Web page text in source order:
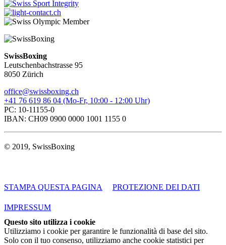
SwissBoxing
Leutschenbachstrasse 95
8050 Zürich
office@swissboxing.ch
+41 76 619 86 04 (Mo-Fr, 10:00 - 12:00 Uhr)
PC: 10-11155-0
IBAN: CH09 0900 0000 1001 1155 0
© 2019, SwissBoxing
STAMPA QUESTA PAGINA PROTEZIONE DEI DATI
IMPRESSUM
Questo sito utilizza i cookie
Utilizziamo i cookie per garantire le funzionalità di base del sito.
Solo con il tuo consenso, utilizziamo anche cookie statistici per